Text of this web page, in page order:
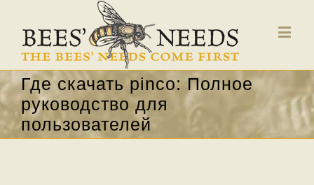
Где скачать pinco: Полное
руководство для
пользователей